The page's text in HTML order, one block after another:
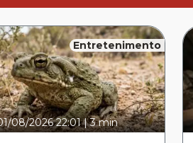
Entretenimento
08/2026 22:01|3 min